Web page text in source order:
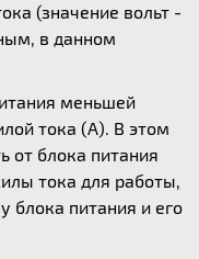
(значение вольт -
в данном
меньшей
тока (А). В этом
от блока питания
тока для работы,
блока питания и его